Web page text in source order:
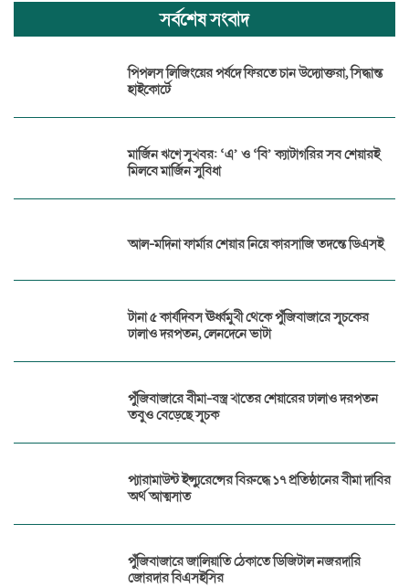
সর্বশেষ সংবাদ
পিপলস লিজিংয়ের পর্ষদে ফিরতে চান উদ্যোক্তরা, সিদ্ধান্ত
হাইকোর্টে
মার্জিন ঋণে সুখবর: ‘এ’ ও ‘বি’ ক্যাটাগরির সব শেয়ারই
মিলবে মার্জিন সুবিধা
আল-মদিনা ফার্মার শেয়ার নিয়ে কারসাজি তদন্তে ডিএসই
টানা ৫ কার্যদিবস ঊর্ধ্বমুখী থেকে পুঁজিবাজারে সূচকের
ঢালাও দরপতন, লেনদেনে ভাটা
পুঁজিবাজারে বীমা-বস্ত্র খাতের শেয়ারের ঢালাও দরপতন
তবুও বেড়েছে সূচক
প্যারামাউন্ট ইন্স্যুরেন্সের বিরুদ্ধে ১৭ প্রতিষ্ঠানের বীমা দাবির
অর্থ আত্মসাত
পুঁজিবাজারে জালিয়াতি ঠেকাতে ডিজিটাল নজরদারি
জোরদার বিএসইসির